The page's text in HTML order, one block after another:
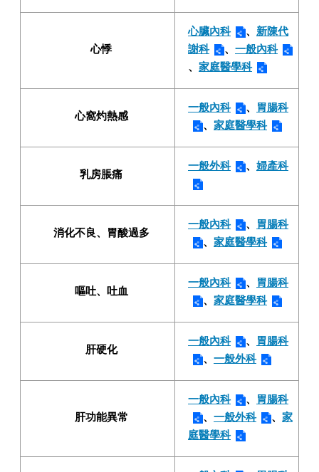
心悸
心臟內科 、 新陳代
謝科
、 一般內科
、 家庭醫學科
心窩灼熱感
一般內科 、
胃腸科
、 家庭醫學科
乳房脹痛
一般外科 、 婦產科
消化不良、胃酸過多
一般內科 、
胃腸科
、 家庭醫學科
嘔吐、吐血
一般內科 、
胃腸科
、 家庭醫學科
肝硬化
一般內科 、
胃腸科
、 一般外科
肝功能異常
一般內科 、
胃腸科
、 一般外科 、 家
庭醫學科